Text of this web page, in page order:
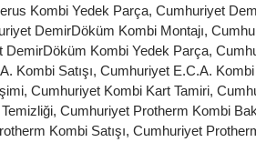
Kombi Yedek Parça, Cumhuriyet
DemirDöküm Kombi Montajı,
DemirDöküm Kombi Yedek Parça,
Kombi Satışı, Cumhuriyet E.C.A.
, Cumhuriyet Kombi Kart Tamiri,
, Cumhuriyet Protherm Kombi
Kombi Satışı, Cumhuriyet